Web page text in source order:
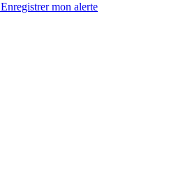
Enregistrermon alerte